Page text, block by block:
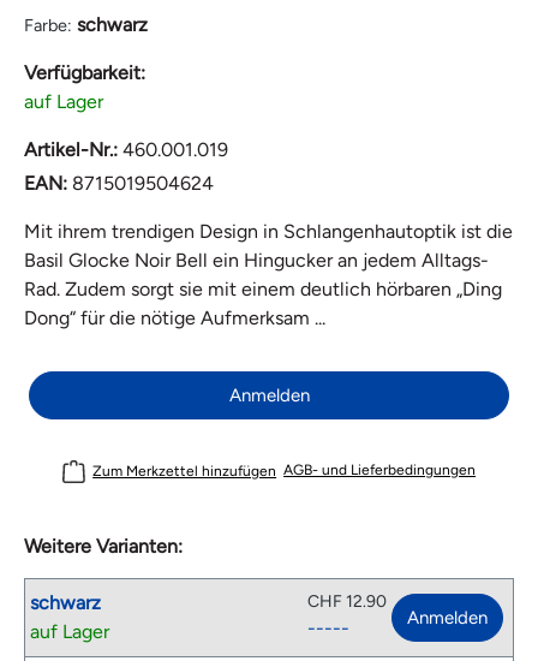
Farbe: schwarz
Verfügbarkeit:
auf Lager
Artikel-Nr.: 460.001.019
EAN: 8715019504624
Mit ihrem trendigen Design in Schlangenhautoptik ist die
Basil Glocke Noir Bell ein Hingucker an jedem Alltags-
Rad. Zudem sorgt sie mit einem deutlich hörbaren „Ding
Dong“ für die nötige Aufmerksam ...
Anmelden
Zum Merkzettel hinzufügen AGB- und Lieferbedingungen
Weitere Varianten:
schwarz
auf Lager
CHF 12.90
----- Anmelden